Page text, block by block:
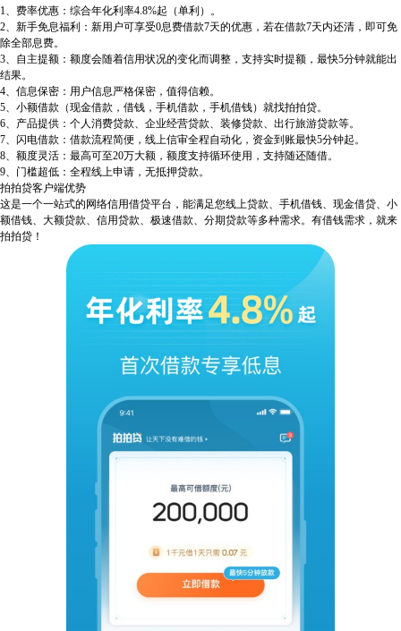
1、费率优惠：综合年化利率4.8%起（单利）。
2、新手免息福利：新用户可享受0息费借款7天的优惠，若在借款7天内还清，即可免
除全部息费。
3、自主提额：额度会随着信用状况的变化而调整，支持实时提额，最快5分钟就能出
结果。
4、信息保密：用户信息严格保密，值得信赖。
5、小额借款（现金借款，借钱，手机借款，手机借钱）就找拍拍贷。
6、产品提供：个人消费贷款、企业经营贷款、装修贷款、出行旅游贷款等。
7、闪电借款：借款流程简便，线上信审全程自动化，资金到账最快5分钟起。
8、额度灵活：最高可至20万大额，额度支持循环使用，支持随还随借。
9、门槛超低：全程线上申请，无抵押贷款。
拍拍贷客户端优势
这是一个一站式的网络信用借贷平台，能满足您线上贷款、手机借钱、现金借贷、小
额借钱、大额贷款、信用贷款、极速借款、分期贷款等多种需求。有借钱需求，就来
拍拍贷！